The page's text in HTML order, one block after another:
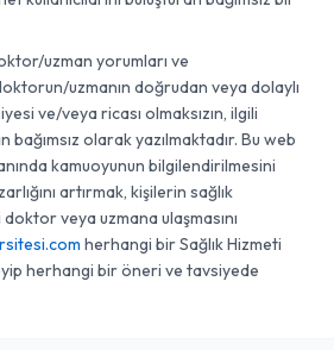
uzman yorumları ve
uzmanın doğrudan veya dolaylı
ve/veya ricası olmaksızın, ilgili
olarak yazılmaktadır. Bu web
kamuoyunun bilgilendirilmesini
artırmak, kişilerin sağlık
veya uzmana ulaşmasını
herhangi bir Sağlık Hizmeti
herhangi bir öneri ve tavsiyede